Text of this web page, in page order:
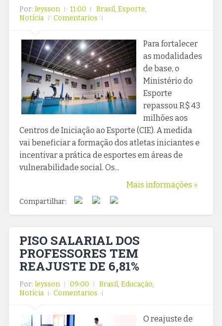
Por: leysson 11:00 Brasil, Esporte,
Notícia
Comentarios
Para fortalecer
as modalidades
de base, o
Ministério do
Esporte
repassou R$ 43
milhões aos
Centros de Iniciação ao Esporte (CIE). A medida
vai beneficiar a formação dos atletas iniciantes e
incentivar a prática de esportes em áreas de
vulnerabilidade social. Os...
Mais informações »
Compartilhar:
PISO SALARIAL DOS
PROFESSORES TEM
REAJUSTE DE 6,81%
Por: leysson 09:00 Brasil, Educação,
Notícia
Comentarios
O reajuste de